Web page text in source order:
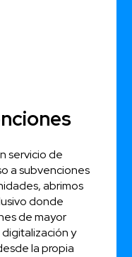
servicio de
a subvenciones
abrimos
donde
de mayor
y
la propia